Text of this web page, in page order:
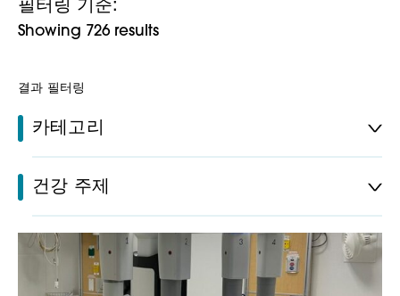
필터링 기준:
Showing 726 results
결과 필터링
카테고리
건강 주제